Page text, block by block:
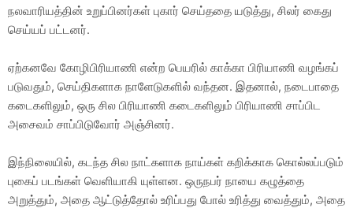
நலவாரியத்தின் உறுப்பினர்கள் புகார் செய்ததை யடுத்து, சிலர் கைது
செய்யப் பட்டனர்.
ஏற்கனவே கோழிபிரியாணி என்ற பெயரில் காக்கா பிரியாணி வழங்கப்
படுவதும், செய்திகளாக நாளேடுகளில் வந்தன. இதனால், நடைபாதை
கடைகளிலும், ஒரு சில பிரியாணி கடைகளிலும் பிரியாணி சாப்பிட
அசைவம் சாப்பிடுவோர் அஞ்சினர்.
இந்நிலையில், கடந்த சில நாட்களாக நாய்கள் கறிக்காக கொல்லப்படும்
புகைப் படங்கள் வெளியாகி யுள்ளன. ஒருநபர் நாயை கழுத்தை
அறுத்தும், அதை ஆட்டுத்தோல் உரிப்பது போல் உரித்து வைத்தும், அதை